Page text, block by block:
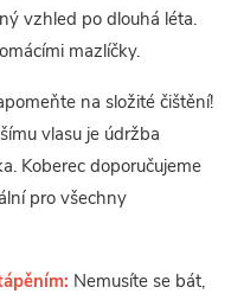
vzhled po dlouhá léta.
mazlíčky.
na složité čištění!
vlasu je údržba
Koberec doporučujeme
pro všechny
Nemusíte se bát,